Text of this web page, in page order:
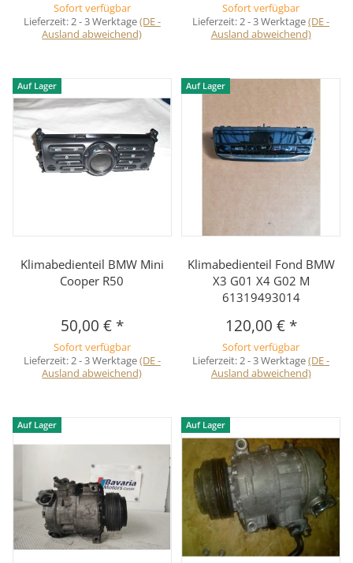
Sofort verfügbar
Lieferzeit:2 - 3 Werktage(DE -
Ausland abweichend)
Sofort verfügbar
Lieferzeit:2 - 3 Werktage(DE -
Ausland abweichend)
Auf Lager
Klimabedienteil BMW Mini
Cooper R50
50,00 € *
Sofort verfügbar
Lieferzeit:2 - 3 Werktage(DE -
Ausland abweichend)
Auf Lager
Klimabedienteil Fond BMW
X3 G01 X4 G02 M
61319493014
120,00 € *
Sofort verfügbar
Lieferzeit:2 - 3 Werktage(DE -
Ausland abweichend)
Auf Lager Auf Lager